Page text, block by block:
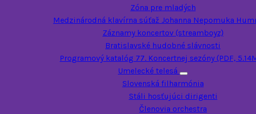
Zóna pre mladých
Medzinárodná klavírna súťaž Johanna Nepomuka
Záznamy koncertov (streamboyz)
Bratislavské hudobné slávnosti
Programový katalóg 77. Koncertnej sezóny (PDF,
Umelecké telesá
Toggle submenu
Slovenská filharmónia
Stáli hosťujúci dirigenti
Členovia orchestra